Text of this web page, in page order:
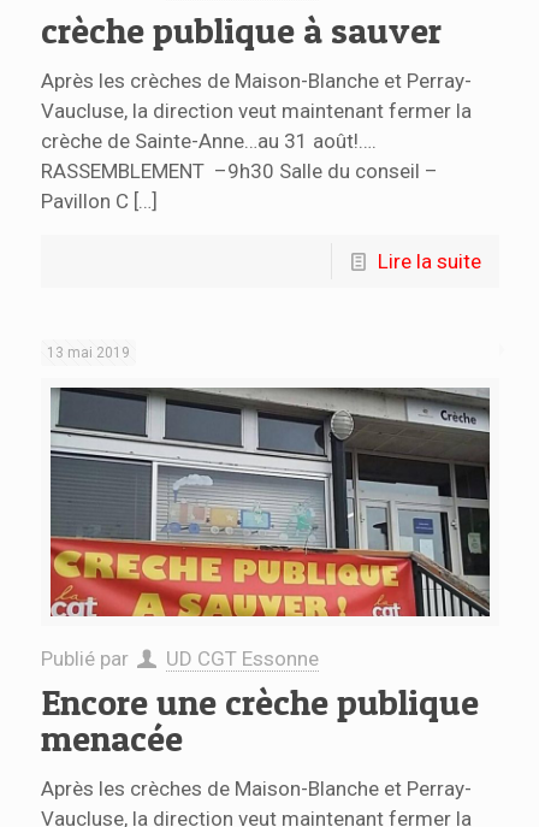
crèche publique à sauver
Après les crèches de Maison-Blanche et Perray-
Vaucluse, la direction veut maintenant fermer la
crèche de Sainte-Anne…au 31 août!….
RASSEMBLEMENT –9h30 Salle du conseil –
Pavillon C […]
Lire la suite
13 mai 2019
Publié par UD CGT Essonne
Encore une crèche publique
menacée
Après les crèches de Maison-Blanche et Perray-
Vaucluse, la direction veut maintenant fermer la